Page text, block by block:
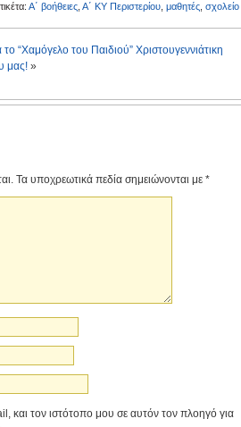
Α΄ βοήθειες Α΄ ΚΥ Περιστερίου μαθητές σχολείο
“Χαμόγελο του Παιδιού” Χριστουγεννιάτικη
μας! »
Τα υποχρεωτικά πεδία σημειώνονται με *
και τον ιστότοπο μου σε αυτόν τον πλοηγό για